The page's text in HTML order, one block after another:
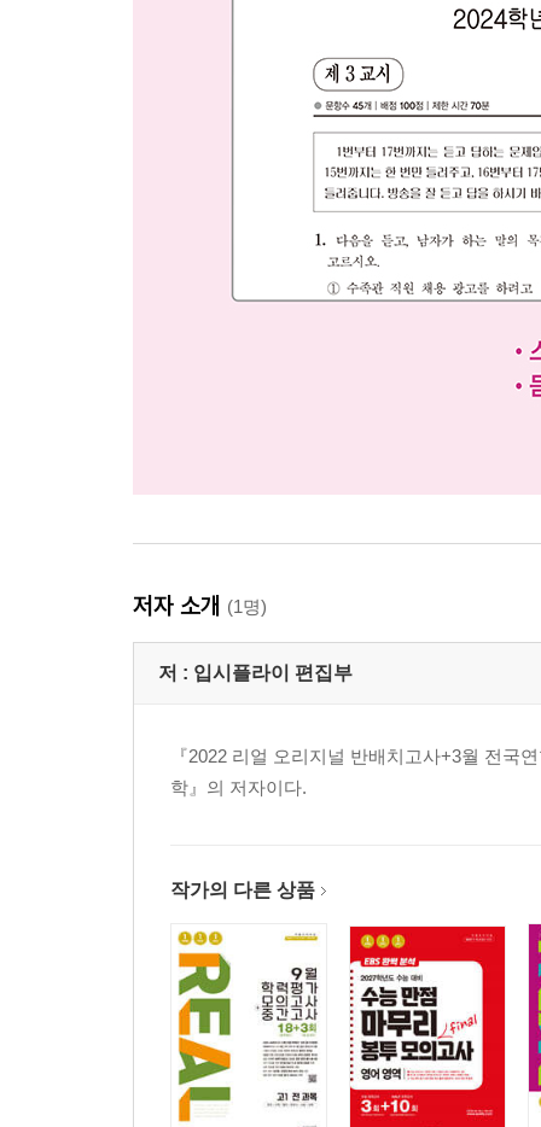
저자 소개 (1명)
저 : 입시플라이 편집부
『2022 리얼 오리지널 반배치고사+3월 전국
학』의 저자이다.
작가의 다른 상품